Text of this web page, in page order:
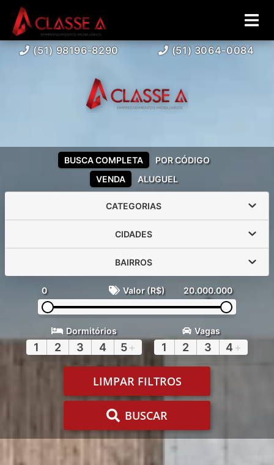
(51) 98196-8290 (51) 3064-0084
VENDA ALUGUEL
BUSCA COMPLETA POR CÓDIGO
CATEGORIAS
CIDADES
BAIRROS
0 Valor (R$) 20.000.000
Dormitórios
1 2 3 4 5+
Vagas
1 2 3 4 +
LIMPAR FILTROS
BUSCAR